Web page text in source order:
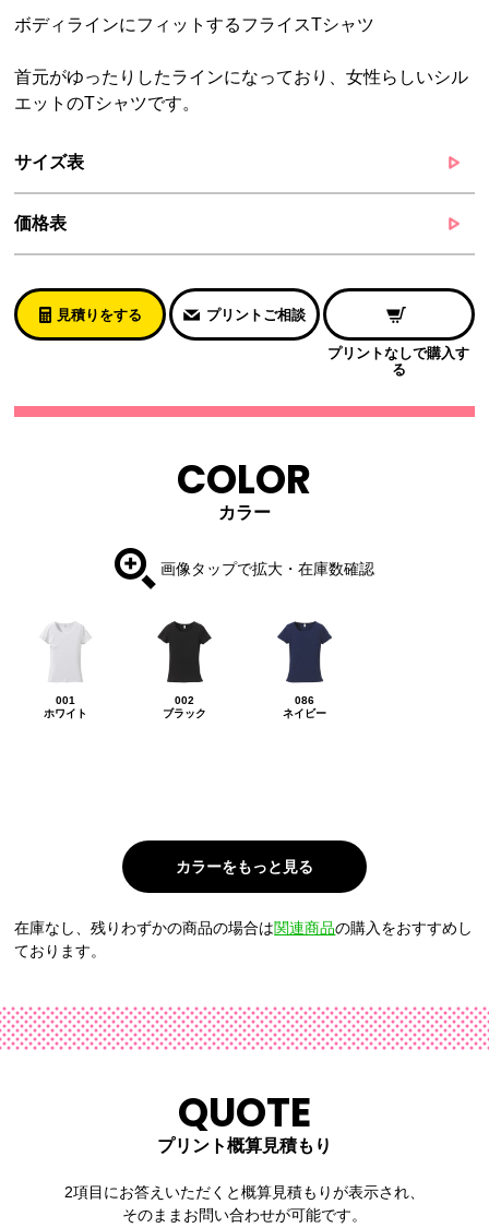
ボディラインにフィットするフライスTシャツ
首元がゆったりしたラインになっており、女性らしいシル
エットのTシャツです。
サイズ表
価格表
見積りをする プリントご相談
プリントなしで購入す
る
COLOR
カラー
画像タップで拡大・在庫数確認
001
ホワイト
002
ブラック
086
ネイビー
在庫なし、残りわずかの商品の場合は関連商品の購入をおすすめし
ております。
QUOTE
プリント概算見積もり
2項目にお答えいただくと概算見積もりが表示され、
そのままお問い合わせが可能です。